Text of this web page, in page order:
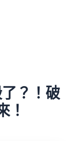
？！破
！